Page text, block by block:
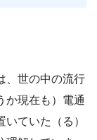
、世の中の流行
か現在も）電通
ていた（る）